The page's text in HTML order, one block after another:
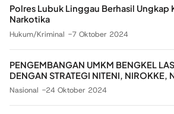
Polres Lubuk Linggau Berhasil Ungkap
Narkotika
Hukum/Kriminal 7 Oktober 2024
PENGEMBANGAN UMKM BENGKEL
DENGAN STRATEGI NITENI, NIROKKE,
Nasional 24 Oktober 2024